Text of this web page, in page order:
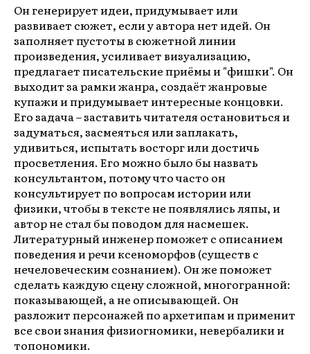
Он генерирует идеи, придумывает или
развивает сюжет, если у автора нет идей. Он
заполняет пустоты в сюжетной линии
произведения, усиливает визуализацию,
предлагает писательские приёмы и "фишки". Он
выходит за рамки жанра, создаёт жанровые
купажи и придумывает интересные концовки.
Его задача – заставить читателя остановиться и
задуматься, засмеяться или заплакать,
удивиться, испытать восторг или достичь
просветления. Его можно было бы назвать
консультантом, потому что часто он
консультирует по вопросам истории или
физики, чтобы в тексте не появлялись ляпы, и
автор не стал бы поводом для насмешек.
Литературный инженер поможет с описанием
поведения и речи ксеноморфов (существ с
нечеловеческим сознанием). Он же поможет
сделать каждую сцену сложной, многогранной:
показывающей, а не описывающей. Он
разложит персонажей по архетипам и применит
все свои знания физиогномики, невербалики и
топономики.